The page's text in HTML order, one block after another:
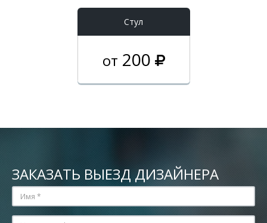
Стул
от 200
ЗАКАЗАТЬ ВЫЕЗД ДИЗАЙНЕРА